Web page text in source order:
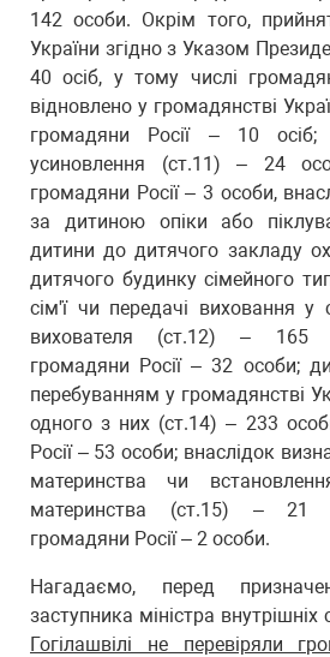
142 особи. Окрім того,
України згідно з Указом
40 осіб, у тому числі
відновлено у громадянстві
громадяни Росії – 10 осіб;
усиновлення (ст.11) – 24
громадяни Росії – 3 особи,
за дитиною опіки або
дитини до дитячого закладу
дитячого будинку сімейного
сім'ї чи передачі виховання у
вихователя (ст.12) – 165
громадяни Росії – 32 особи;
перебуванням у громадянстві
одного з них (ст.14) – 233
Росії – 53 особи; внаслідок
материнства чи
материнства (ст.15) – 21
громадяни Росії – 2 особи.
Нагадаємо, перед
заступника міністра внутрішніх
Гогілашвілі не перевіряли